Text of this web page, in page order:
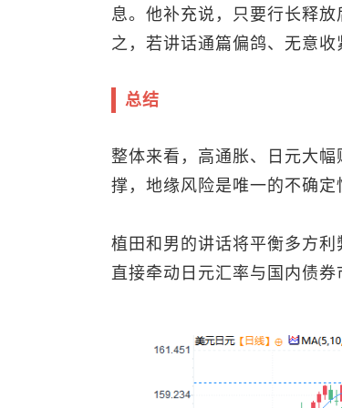
息。他补充说，只要行长释
之，若讲话通篇偏鸽、无意
总结
整体来看，高通胀、日元大
撑，地缘风险是唯一的不确定
植田和男的讲话将平衡多方利
直接牵动日元汇率与国内债券